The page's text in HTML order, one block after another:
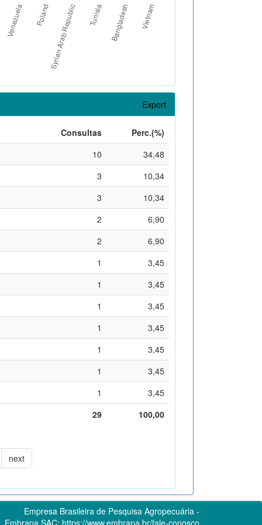
Export
Consultas
Perc.(%)
10
34,48
3
10,34
3
10,34
2
6,90
2
6,90
1
3,45
1
3,45
1
3,45
1
3,45
1
3,45
1
3,45
1
3,45
29
100,00
next
Empresa Brasileira de Pesquisa Agropecuária -
Embrapa SAC: https://www.embrapa.br/fale-conosco